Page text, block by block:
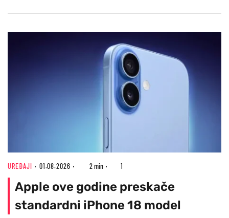
UREĐAJI 01.08.2026 2 min 1
Apple ove godine preskače
standardni iPhone 18 model